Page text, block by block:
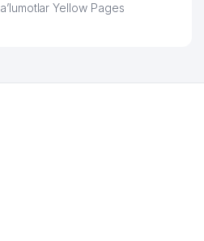
Yellow Pages